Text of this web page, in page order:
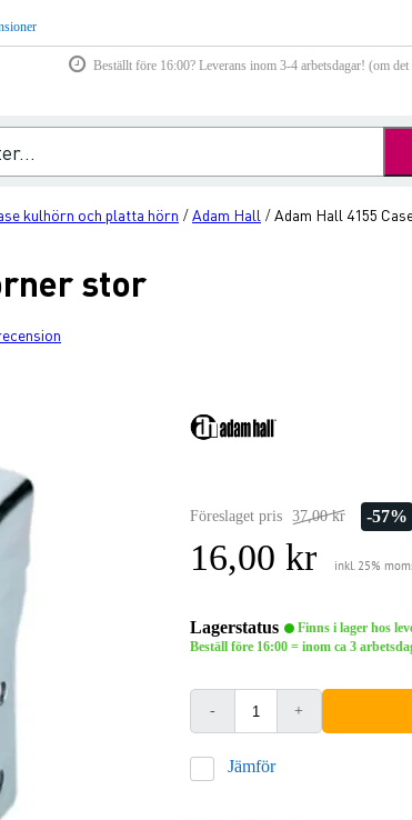
Beställt före 16:00? Leverans inom 3-4 arbetsdagar! (om
kulhörn och platta hörn /Adam Hall /Adam Hall 4155
stor
Föreslaget pris 37,00 kr -57%
16,00 kr inkl. 25%
Lagerstatus
Finns i lager hos
Beställ före 16:00 = inom ca 3
- +
Jämför